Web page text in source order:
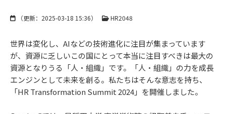
（更新： 2025-03-18 15:36） HR2048
世界は変化し、AIなどの技術進化に注目が集まっています
が、資源に乏しいこの国にとって本当に注目すべきは最大の
資源となりうる「人・組織」です。「人・組織」の力を成長
エンジンとして未来を創る。私たちはそんな意志を持ち、
「HR Transformation Summit 2024」を開催しました。